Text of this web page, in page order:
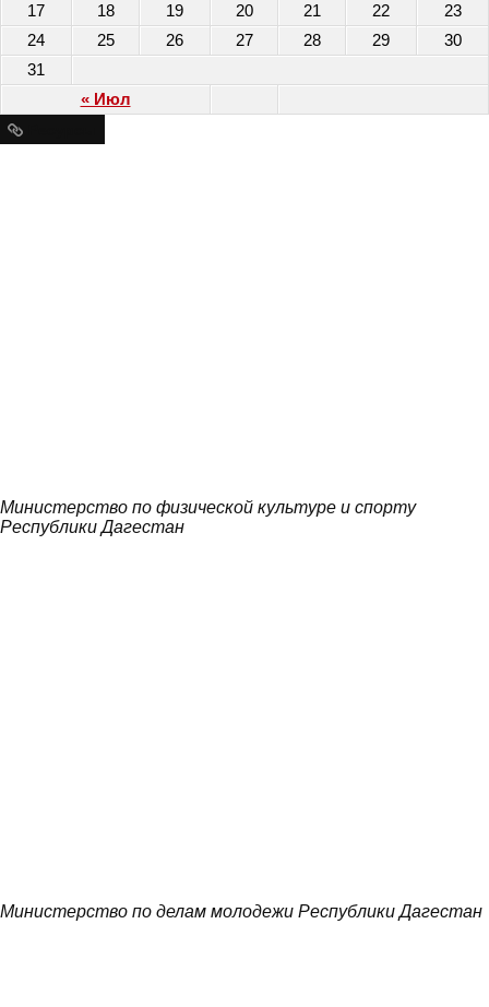
« Июл
17
18 19 20 21 22
23
24
25 26 27 28 29
30
31
Министерство по физической культуре и спорту
Республики Дагестан
Министерство по делам молодежи Республики Дагестан